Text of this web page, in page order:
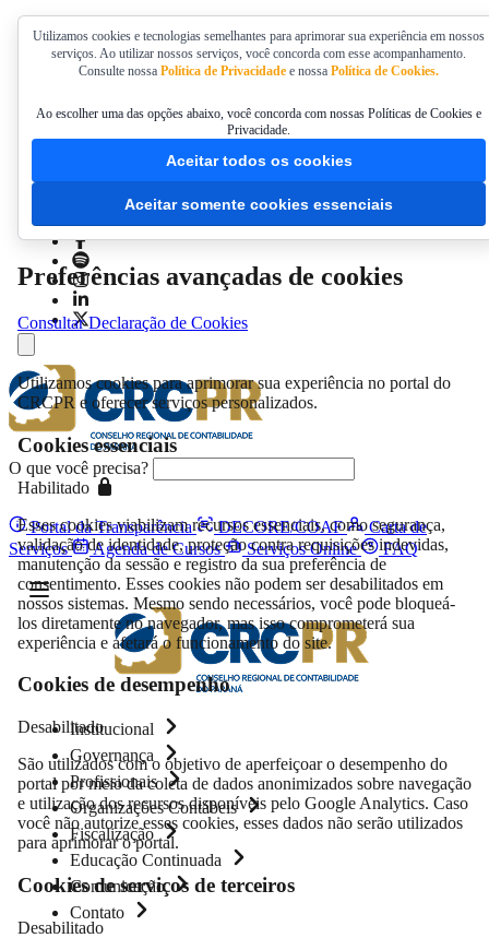
Acessibilidade
O que você precisa?
Portal da Transparência DECORE/COAF
Carta de
Serviços
Agenda de Cursos Serviços Online FAQ
Institucional
Governança
Profissionais
Organizações Contábeis
Fiscalização
Educação Continuada
Comunicação
Contato
Utilizamos cookies e tecnologias semelhantes para aprimorar sua experiência em nossos
serviços. Ao utilizar nossos serviços, você concorda com esse acompanhamento.
Consulte nossa Política de Privacidade e nossa Política de Cookies.
Ao escolher uma das opções abaixo, você concorda com nossas Políticas de Cookies e
Privacidade.
Aceitar todos os cookies
Aceitar somente cookies essenciais
Preferências avançadas de cookies
Consultar Declaração de Cookies
Utilizamos cookies para aprimorar sua experiência no portal do
CRCPR e oferecer serviços personalizados.
Cookies essenciais
Habilitado
Esses cookies viabilizam recursos essenciais, como segurança,
validação de identidade, proteção contra requisições indevidas,
manutenção da sessão e registro da sua preferência de
consentimento. Esses cookies não podem ser desabilitados em
nossos sistemas. Mesmo sendo necessários, você pode bloqueá-
los diretamente no navegador, mas isso comprometerá sua
experiência e afetará o funcionamento do site.
Cookies de desempenho
Desabilitado
São utilizados com o objetivo de aperfeiçoar o desempenho do
portal por meio da coleta de dados anonimizados sobre navegação
e utilização dos recursos disponíveis pelo Google Analytics. Caso
você não autorize esses cookies, esses dados não serão utilizados
para aprimorar o portal.
Cookies de serviços de terceiros
Desabilitado